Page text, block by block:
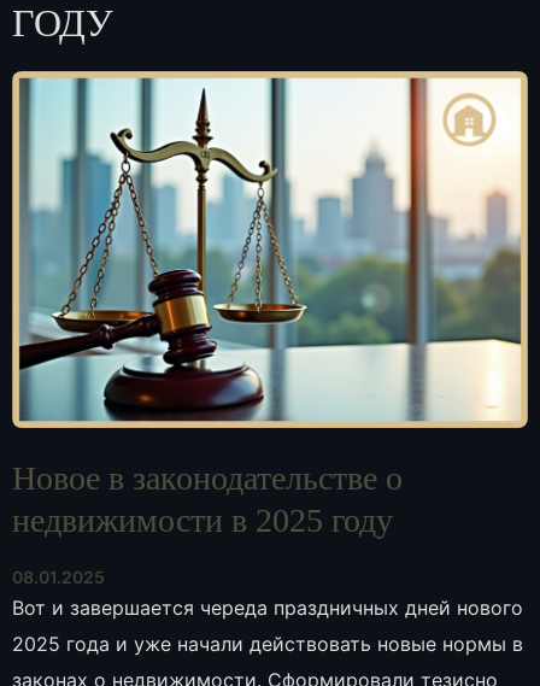
ГОДУ
Новое в законодательстве о
недвижимости в 2025 году
08.01.2025
Вот и завершается череда праздничных дней нового
2025 года и уже начали действовать новые нормы в
законах о недвижимости. Сформировали тезисно